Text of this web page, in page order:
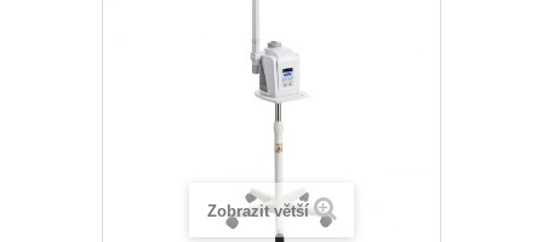
Zobrazit větší